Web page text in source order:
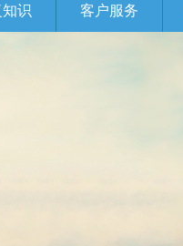
知识 客户服务